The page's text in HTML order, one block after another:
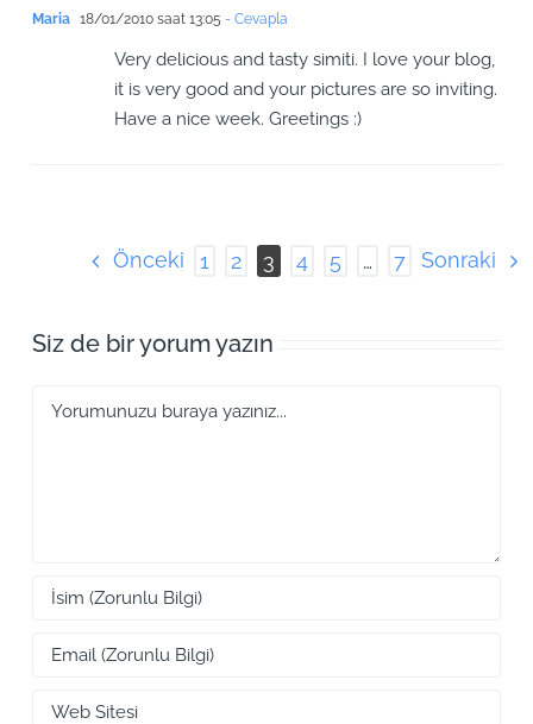
Maria 18/01/2010 saat 13:05 - Cevapla
Very delicious and tasty simiti. I love your blog,
it is very good and your pictures are so inviting.
Have a nice week. Greetings :)
Önceki 1 2 3 4 5 … 7 Sonraki
Siz de bir yorum yazın